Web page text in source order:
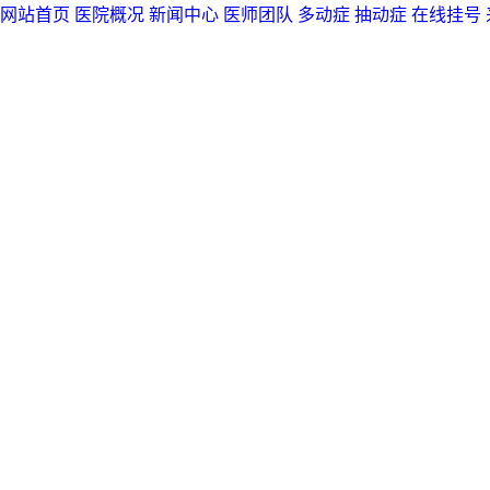
网站首页 医院概况 新闻中心 医师团队 多动症 抽动症 在线挂号